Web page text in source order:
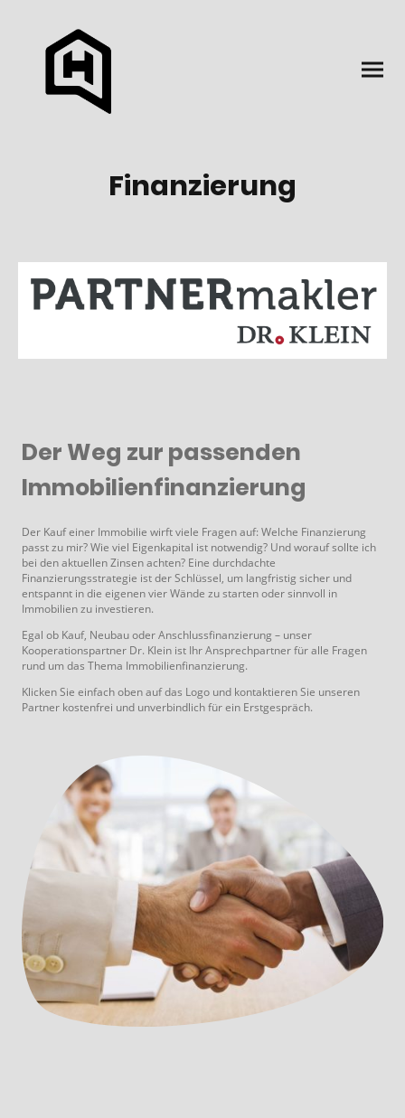
Finanzierung
Der Weg zur passenden
Immobilienfinanzierung
Der Kauf einer Immobilie wirft viele Fragen auf: Welche Finanzierung
passt zu mir? Wie viel Eigenkapital ist notwendig? Und worauf sollte ich
bei den aktuellen Zinsen achten? Eine durchdachte
Finanzierungsstrategie ist der Schlüssel, um langfristig sicher und
entspannt in die eigenen vier Wände zu starten oder sinnvoll in
Immobilien zu investieren.
Egal ob Kauf, Neubau oder Anschlussfinanzierung – unser
Kooperationspartner Dr. Klein ist Ihr Ansprechpartner für alle Fragen
rund um das Thema Immobilienfinanzierung.
Klicken Sie einfach oben auf das Logo und kontaktieren Sie unseren
Partner kostenfrei und unverbindlich für ein Erstgespräch.